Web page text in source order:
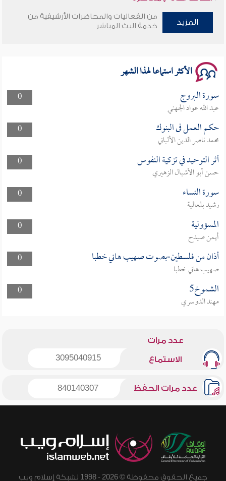
وأمنهم من خوف 9
المزيد
من الفعاليات والمحاضرات الأرشيفية من
خدمة البث المباشر
الأكثر استماعا لهذا الشهر
0 سورة البروج
عبد الله عواد الجهني
0
حكم العمل فى البنوك
محمد ناصر الدين الألباني
0
أثر التوحيد في تزكية النفوس
حسن أبو الأشبال الزهيري
0
سورة النساء
رشيد بلعالية
0
المسؤولية
أيمن صيدح
0
أذان من فلسطين-بصوت صهيب هاني خطبا
صهيب هاني خطبا
0
الشموخ5
مهند الدوسري
عدد مرات
الاستماع 3095040915
عدد مرات الحفظ 840140307
جميع الحقوق محفوظة © 2026 - 1998 لشبكة إسلام ويب